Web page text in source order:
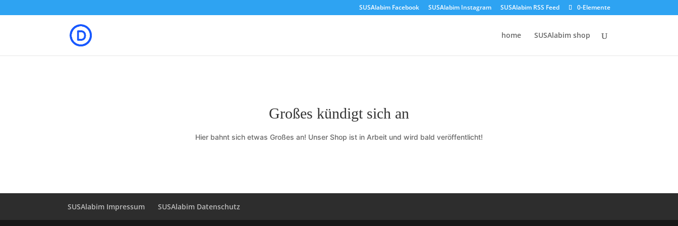
SUSAlabim Facebook SUSAlabim Instagram SUSAlabim RSS Feed 0-Elemente
home SUSAlabim shop
Großes kündigt sich an
Hier bahnt sich etwas Großes an! Unser Shop ist in Arbeit und wird bald veröffentlicht!
SUSAlabim Impressum SUSAlabim Datenschutz